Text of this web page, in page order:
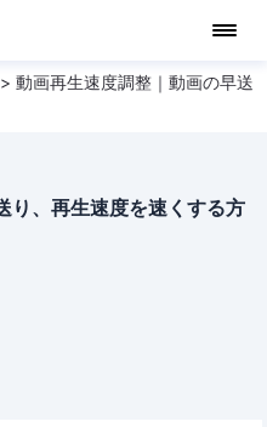
> 動画再生速度調整｜動画の早送
り、再生速度を速くする方